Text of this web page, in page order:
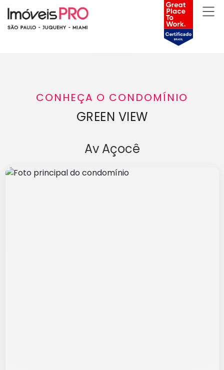
CONHEÇA O CONDOMÍNIO
GREEN VIEW
Av Açocê